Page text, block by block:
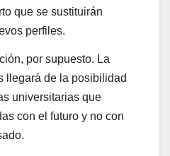
que se sustituirán
perfiles.
por supuesto. La
llegará de la posibilidad
universitarias que
con el futuro y no con